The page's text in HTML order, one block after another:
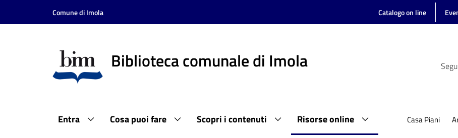
Vai al contenuto
Vai alla navigazione
Comune di Imola Catalogo on line
Biblioteca comunale di Imola
Entra Cosa puoi fare Scopri i contenuti Risorse online Casa Piani